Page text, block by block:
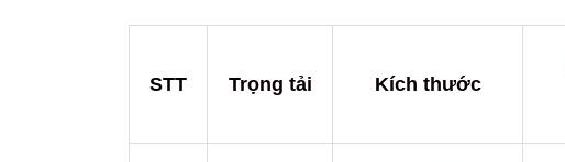
STT Trọng tải Kích thước